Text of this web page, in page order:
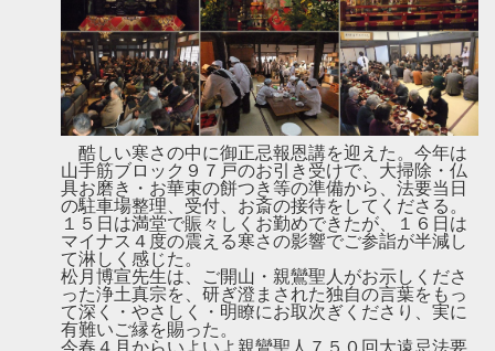
酷しい寒さの中に御正忌報恩講を迎えた。今年は
山手筋ブロック９７戸のお引き受けで、大掃除・仏
具お磨き・お華束の餅つき等の準備から、法要当日
の駐車場整理、受付、お斎の接待をしてくださる。
１５日は満堂で賑々しくお勤めできたが、１６日は
マイナス４度の震える寒さの影響でご参詣が半減し
て淋しく感じた。
松月博宣先生は、ご開山・親鸞聖人がお示しくださ
った浄土真宗を、研ぎ澄まされた独自の言葉をもっ
て深く・やさしく・明瞭にお取次ぎくださり、実に
有難いご縁を賜った。
今春４月からいよいよ親鸞聖人７５０回大遠忌法要